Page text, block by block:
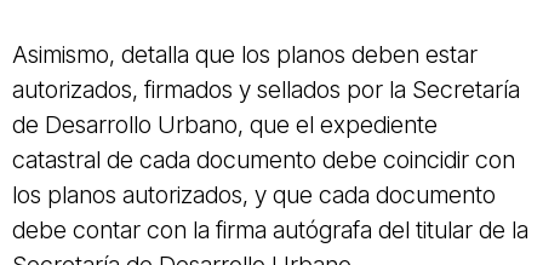
Asimismo, detalla que los planos deben estar
autorizados, firmados y sellados por la Secretaría
de Desarrollo Urbano, que el expediente
catastral de cada documento debe coincidir con
los planos autorizados, y que cada documento
debe contar con la firma autógrafa del titular de la